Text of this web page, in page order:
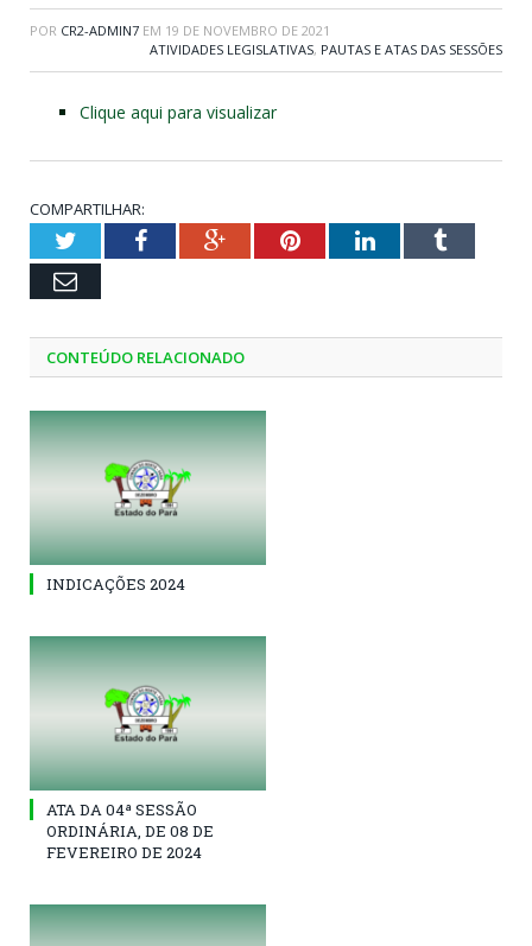
POR CR2-ADMIN7 EM 19 DE NOVEMBRO DE 2021
ATIVIDADES LEGISLATIVAS, PAUTAS E ATAS DAS SESSÕES
Clique aqui para visualizar
COMPARTILHAR:
TwitterFacebookGoogle+PinterestLinkedInTumblr
Email
CONTEÚDO RELACIONADO
INDICAÇÕES 2024
ATA DA 04ª SESSÃO
ORDINÁRIA, DE 08 DE
FEVEREIRO DE 2024